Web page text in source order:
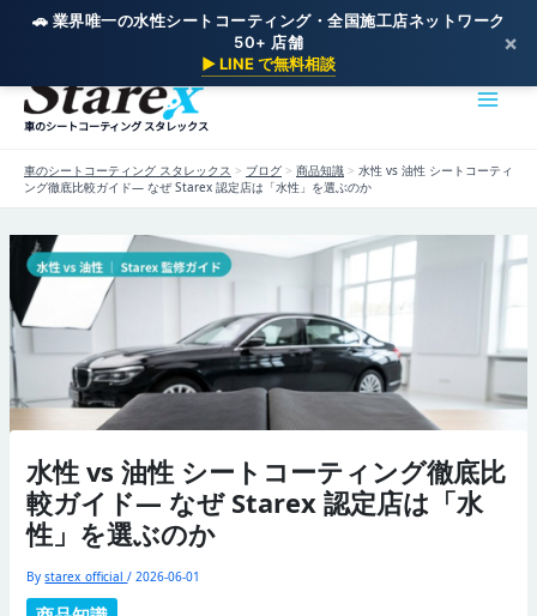
🚗 業界唯一の水性シートコーティング・全国施工店ネットワーク
50+ 店舗
▶ LINE で無料相談
×
容
車のシートコーティング スタレックス
車のシートコーティング スタレックス > ブログ > 商品知識 > 水性 vs 油性 シートコーティ
ング徹底比較ガイド— なぜ Starex 認定店は「水性」を選ぶのか
水性 vs 油性 シートコーティング徹底比
較ガイド— なぜ Starex 認定店は「水
性」を選ぶのか
Bystarex_official/2026-06-01